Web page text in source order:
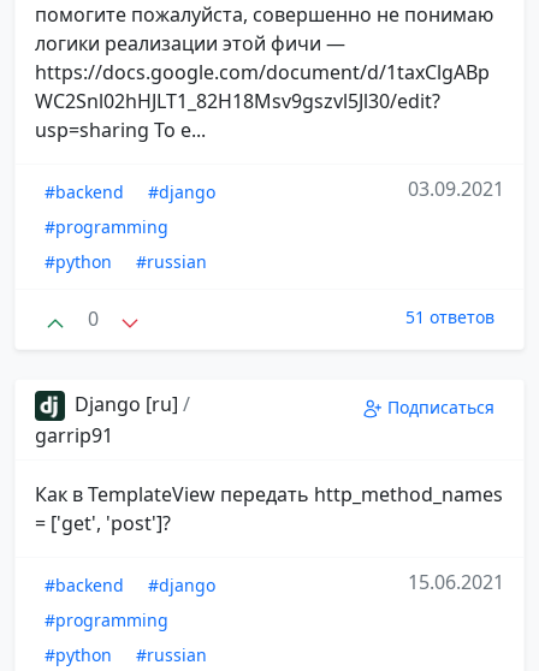
помогите пожалуйста, совершенно не понимаю
логики реализации этой фичи —
https://docs.google.com/document/d/1taxClgABp
WC2Snl02hHJLT1_82H18Msv9gszvl5Jl30/edit?
usp=sharing То е...
#backend
#django
#programming
#python
#russian
03.09.2021
0 51 ответов
Django [ru] /
garrip91
Подписаться
Как в TemplateView передать http_method_names
= ['get', 'post']?
#backend
#django
#programming
#python
#russian
15.06.2021